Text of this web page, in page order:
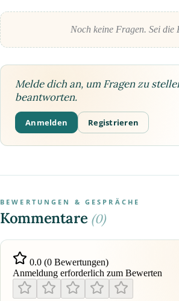
Noch keine Fragen. Sei die
Melde dich an, um Fragen zu
beantworten.
Anmelden Registrieren
BEWERTUNGEN & GESPRÄCHE
Kommentare (0)
0.0 (0 Bewertungen)
Anmeldung erforderlich zum Bewerten